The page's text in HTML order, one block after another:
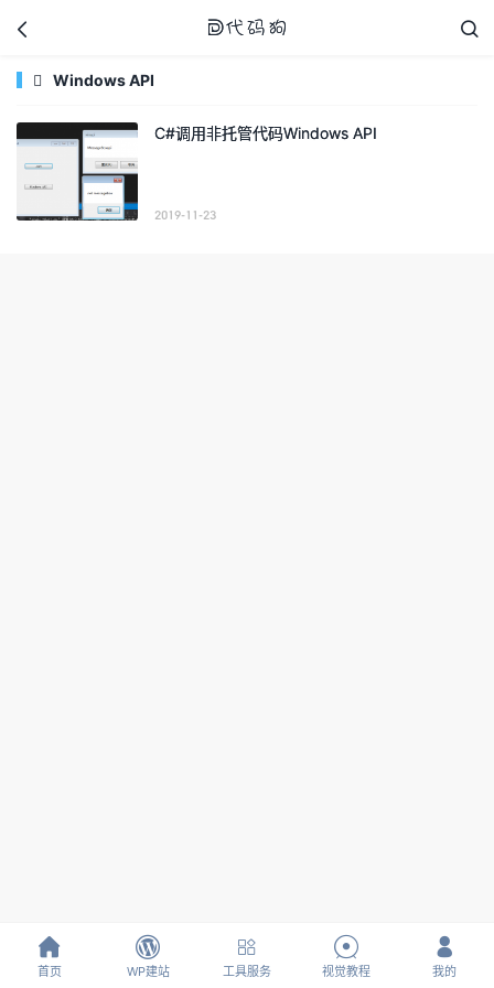

 
 Windows API
C#调用非托管代码Windows API
2019-11-23

首页

WP建站

工具服务

视觉教程

我的